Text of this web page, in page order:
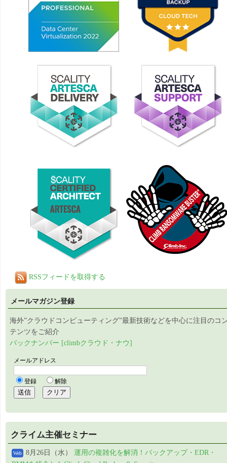
RSSフィードを取得する
メールマガジン登録
海外”クラウドコンピューティング”最新技術などを中心に注目のコ
テンツをご紹介
バックナンバー [climbクラウド・ナウ]
クライム主催セミナー
Web 8月26日（水） 運用の複雑化を解消！バックアップ・EDR・